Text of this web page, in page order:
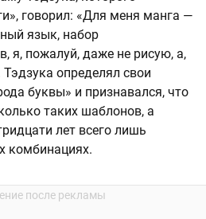
говорил: «Для меня манга —
язык, набор
я, пожалуй, даже не рисую, а,
определял свои
буквы» и признавался, что
таких шаблонов, а
лет всего лишь
комбинациях.